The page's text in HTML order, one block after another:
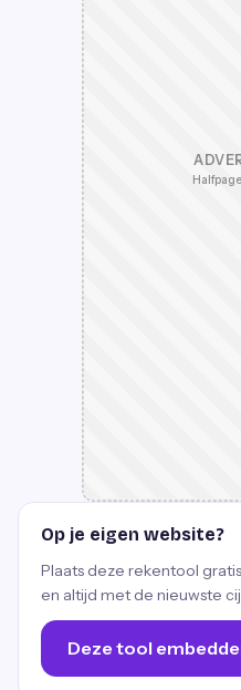
Op je eigen website?
Plaats deze rekentool
en altijd met de nieuwste
Deze tool